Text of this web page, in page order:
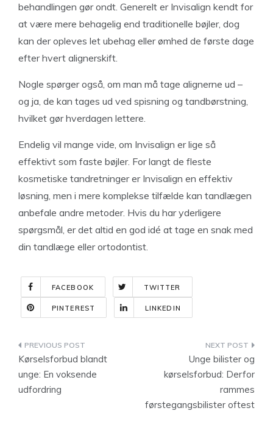
behandlingen gør ondt. Generelt er Invisalign kendt for
at være mere behagelig end traditionelle bøjler, dog
kan der opleves let ubehag eller ømhed de første dage
efter hvert alignerskift.
Nogle spørger også, om man må tage alignerne ud –
og ja, de kan tages ud ved spisning og tandbørstning,
hvilket gør hverdagen lettere.
Endelig vil mange vide, om Invisalign er lige så
effektivt som faste bøjler. For langt de fleste
kosmetiske tandretninger er Invisalign en effektiv
løsning, men i mere komplekse tilfælde kan tandlægen
anbefale andre metoder. Hvis du har yderligere
spørgsmål, er det altid en god idé at tage en snak med
din tandlæge eller ortodontist.
FACEBOOK TWITTER
PINTEREST LINKEDIN
Indlægsnavigation
Kørselsforbud blandt
unge: En voksende
udfordring
Unge bilister og
kørselsforbud: Derfor
rammes
førstegangsbilister oftest